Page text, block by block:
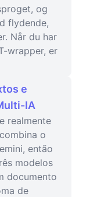
og
flydende,
Når du har
wrapper, er
e
IA
realmente
o
então
modelos
documento
de